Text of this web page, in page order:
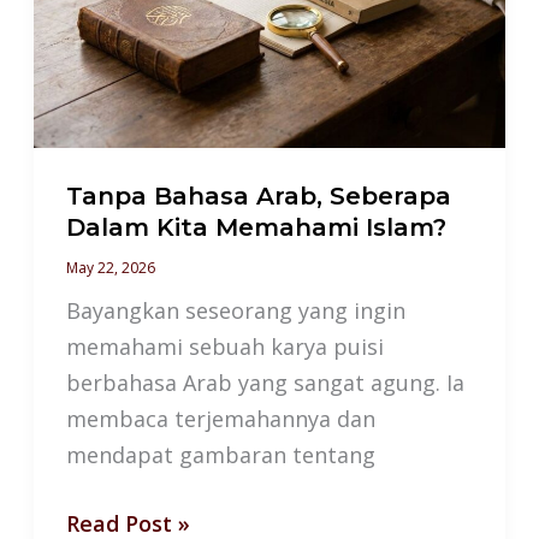
Tanpa Bahasa Arab, Seberapa
Dalam Kita Memahami Islam?
May 22, 2026
Bayangkan seseorang yang ingin
memahami sebuah karya puisi
berbahasa Arab yang sangat agung. Ia
membaca terjemahannya dan
mendapat gambaran tentang
Seberapa
Dalam
Kita
Memahami
Islam?
Read Post »